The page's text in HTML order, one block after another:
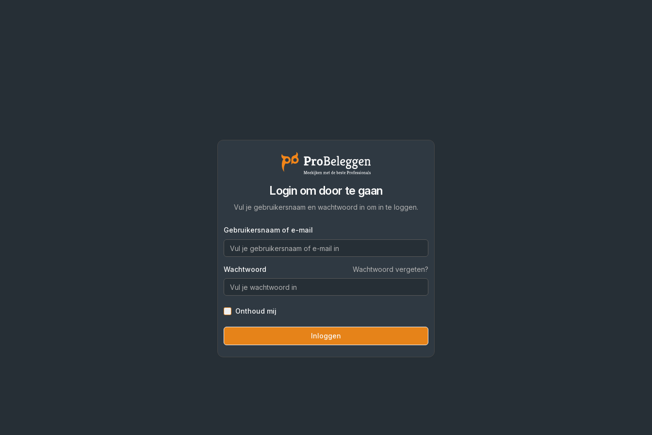
Login om door te gaan
Vul je gebruikersnaam en wachtwoord in om in te loggen.
Gebruikersnaam of e-mail
Wachtwoord Wachtwoord vergeten?
Onthoud mij
Inloggen